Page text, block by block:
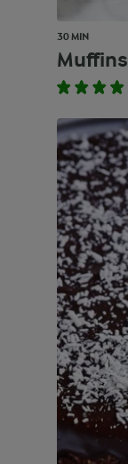
30 MIN
Muffins